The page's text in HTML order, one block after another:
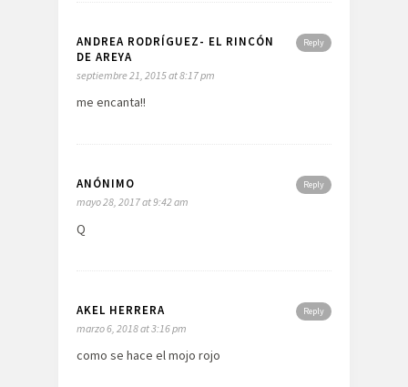
Reply
ANDREA RODRÍGUEZ- EL RINCÓN
DE AREYA
septiembre 21, 2015 at 8:17 pm
me encanta!!
Reply
ANÓNIMO
mayo 28, 2017 at 9:42 am
Q
Reply
AKEL HERRERA
marzo 6, 2018 at 3:16 pm
como se hace el mojo rojo